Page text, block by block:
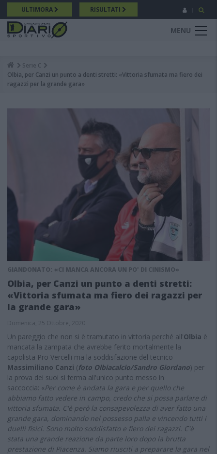
Salta
al
contenuto
principale
ULTIMORA RISULTATI
MENU
Breadcrumb
Serie C
Olbia, per Canzi un punto a denti stretti: «Vittoria sfumata ma fiero dei
ragazzi per la grande gara»
GIANDONATO: «CI MANCA ANCORA UN PO' DI CINISMO»
Olbia, per Canzi un punto a denti stretti:
«Vittoria sfumata ma fiero dei ragazzi per
la grande gara»
Domenica, 25 Ottobre, 2020
Un pareggio che non si è tramutato in vittoria perché all'Olbia è
mancata la zampata che avrebbe ferito mortalmente la
capolista Pro Vercelli ma la soddisfazione del tecnico
Massimiliano Canzi (foto Olbiacalcio/Sandro Giordano) per
la prova dei suoi si ferma all'unico punto messo in
saccoccia: «Per come è andata la gara e per quello che
abbiamo fatto vedere in campo, credo che si possa parlare di
vittoria sfumata. C'è però la consapevolezza di aver fatto una
grande gara, dominando nel possesso palla e vincendo tutti i
duelli fisici. Sono molto soddisfatto e fiero dei ragazzi. C'è
stata una grande reazione da parte loro dopo la brutta
prestazione di Piacenza. Siamo riusciti a preparare la gara nel